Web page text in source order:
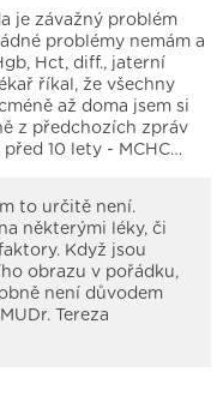
je závažný problém
problémy nemám a
Hct, diff., jaterní
říkal, že všechny
až doma jsem si
z předchozích zpráv
10 lety - MCHC…
to určitě není.
některými léky, či
Když jsou
obrazu v pořádku,
není důvodem
Tereza